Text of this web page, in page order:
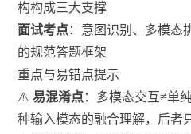
构构成三大支撑
面试考点：意图识别、多模态
的规范答题框架
重点与易错点提示
⚠️易混淆点：多模态交互≠单
种输入模态的融合理解，后者